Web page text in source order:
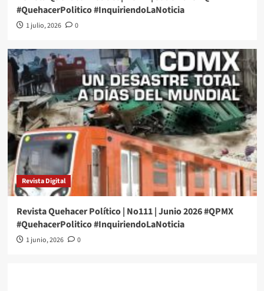
#QuehacerPolitico #InquiriendoLaNoticia
1 julio, 2026 0
Revista Digital
Revista Quehacer Político | No111 | Junio 2026 #QPMX
#QuehacerPolitico #InquiriendoLaNoticia
1 junio, 2026 0